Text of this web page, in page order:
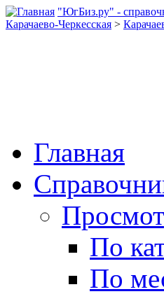
"ЮгБиз.ру" -
Карачаево-Черкесская >
Главная
По
По